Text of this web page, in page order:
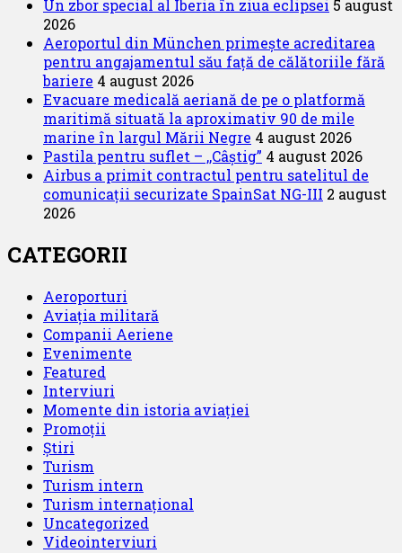
Un zbor special al Iberia în ziua eclipsei 5 august
2026
Aeroportul din München primește acreditarea
pentru angajamentul său față de călătoriile fără
bariere 4 august 2026
Evacuare medicală aeriană de pe o platformă
maritimă situată la aproximativ 90 de mile
marine în largul Mării Negre 4 august 2026
Pastila pentru suflet – ,,Câștig” 4 august 2026
Airbus a primit contractul pentru satelitul de
comunicații securizate SpainSat NG-III 2 august
2026
CATEGORII
Aeroporturi
Aviația militară
Companii Aeriene
Evenimente
Featured
Interviuri
Momente din istoria aviației
Promoții
Știri
Turism
Turism intern
Turism internațional
Uncategorized
Videointerviuri